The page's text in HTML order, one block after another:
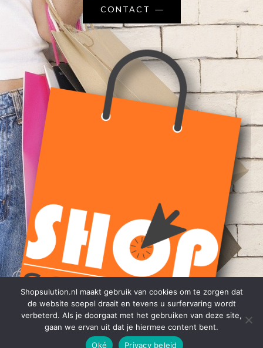
CONTACT
Shopsulution.nl maakt gebruik van cookies om te zorgen dat
de website soepel draait en tevens u surfervaring wordt
verbeterd. Als je doorgaat met het gebruiken van deze site,
gaan we ervan uit dat je hiermee content bent.
Oké
Privacy beleid